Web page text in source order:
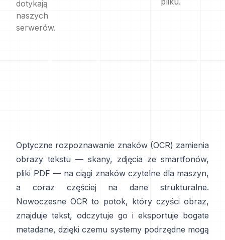
dotykają
naszych
serwerów.
Optyczne rozpoznawanie znaków (OCR) zamienia
obrazy tekstu — skany, zdjęcia ze smartfonów,
pliki PDF — na ciągi znaków czytelne dla maszyn,
a coraz częściej na dane strukturalne.
Nowoczesne OCR to potok, który czyści obraz,
znajduje tekst, odczytuje go i eksportuje bogate
metadane, dzięki czemu systemy podrzędne mogą